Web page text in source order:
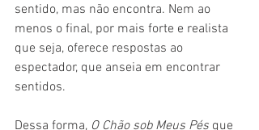
sentido, mas não encontra. Nem ao
menos o final, por mais forte e realista
que seja, oferece respostas ao
espectador, que anseia em encontrar
sentidos.
Dessa forma, O Chão sob Meus Pés que